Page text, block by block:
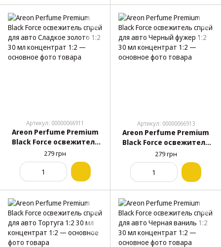
Артикул: 00000066911
Areon Perfume Premium
Black Force освежитель
спрей для авто Сладкое
золото 1:2 30 мл
концентрат 1:2
279 грн
Артикул: 00000066913
Areon Perfume Premium
Black Force освежитель
спрей для авто Черный
фужер 1:2 30 мл
концентрат 1:2
279 грн